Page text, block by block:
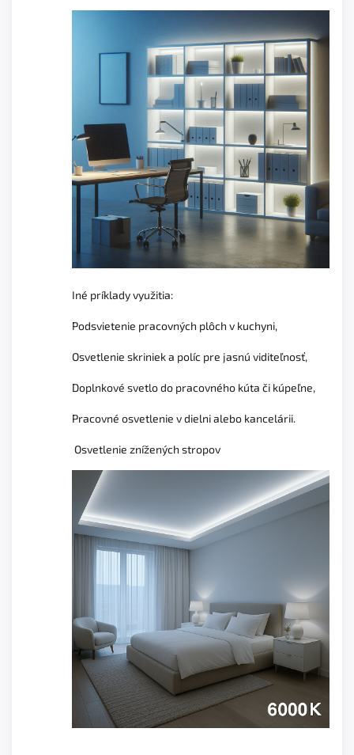
Iné príklady využitia:
Podsvietenie pracovných plôch v kuchyni,
Osvetlenie skriniek a políc pre jasnú viditeľnosť,
Doplnkové svetlo do pracovného kúta či kúpeľne,
Pracovné osvetlenie v dielni alebo kancelárii.
Osvetlenie znížených stropov